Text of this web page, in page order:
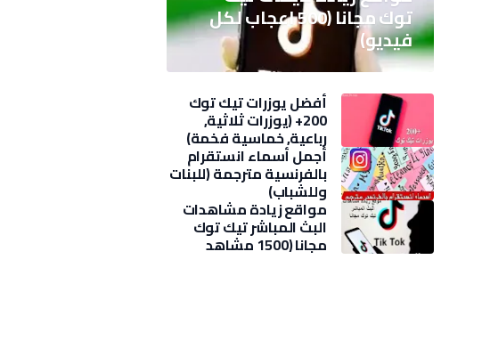
توك مجانا (500 اعجاب لكل
فيديو)
أفضل يوزرات تيك توك
200+ (يوزرات ثلاثية,
رباعية, خماسية فخمة)
2025
أجمل أسماء انستقرام
بالفرنسية مترجمة (للبنات
وللشباب)
مواقع زيادة مشاهدات
البث المباشر تيك توك
مجانا (1500 مشاهد